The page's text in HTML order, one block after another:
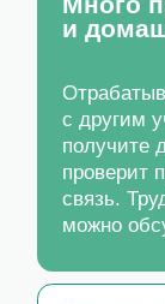
проверит
связь.
Обучение
в нашем
проходят
Живой